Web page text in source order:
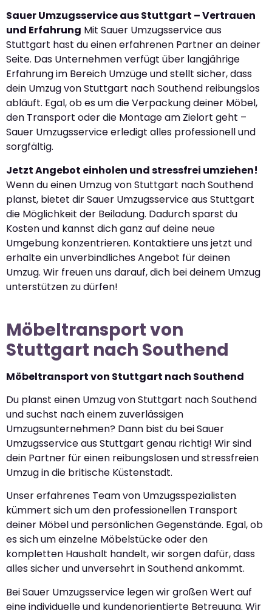
Sauer Umzugsservice aus Stuttgart – Vertrauen
und Erfahrung Mit Sauer Umzugsservice aus
Stuttgart hast du einen erfahrenen Partner an deiner
Seite. Das Unternehmen verfügt über langjährige
Erfahrung im Bereich Umzüge und stellt sicher, dass
dein Umzug von Stuttgart nach Southend reibungslos
abläuft. Egal, ob es um die Verpackung deiner Möbel,
den Transport oder die Montage am Zielort geht –
Sauer Umzugsservice erledigt alles professionell und
sorgfältig.
Jetzt Angebot einholen und stressfrei umziehen!
Wenn du einen Umzug von Stuttgart nach Southend
planst, bietet dir Sauer Umzugsservice aus Stuttgart
die Möglichkeit der Beiladung. Dadurch sparst du
Kosten und kannst dich ganz auf deine neue
Umgebung konzentrieren. Kontaktiere uns jetzt und
erhalte ein unverbindliches Angebot für deinen
Umzug. Wir freuen uns darauf, dich bei deinem Umzug
unterstützen zu dürfen!
Möbeltransport von
Stuttgart nach Southend
Möbeltransport von Stuttgart nach Southend
Du planst einen Umzug von Stuttgart nach Southend
und suchst nach einem zuverlässigen
Umzugsunternehmen? Dann bist du bei Sauer
Umzugsservice aus Stuttgart genau richtig! Wir sind
dein Partner für einen reibungslosen und stressfreien
Umzug in die britische Küstenstadt.
Unser erfahrenes Team von Umzugsspezialisten
kümmert sich um den professionellen Transport
deiner Möbel und persönlichen Gegenstände. Egal, ob
es sich um einzelne Möbelstücke oder den
kompletten Haushalt handelt, wir sorgen dafür, dass
alles sicher und unversehrt in Southend ankommt.
Bei Sauer Umzugsservice legen wir großen Wert auf
eine individuelle und kundenorientierte Betreuung. Wir